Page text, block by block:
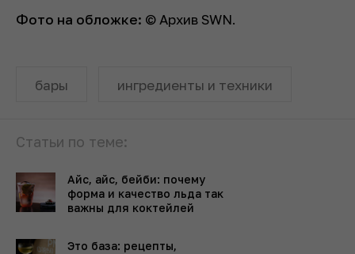
Фото на обложке: © Архив SWN.
бары ингредиенты и техники
Статьи по теме:
Айс, айс, бейби: почему
форма и качество льда так
важны для коктейлей
Это база: рецепты,